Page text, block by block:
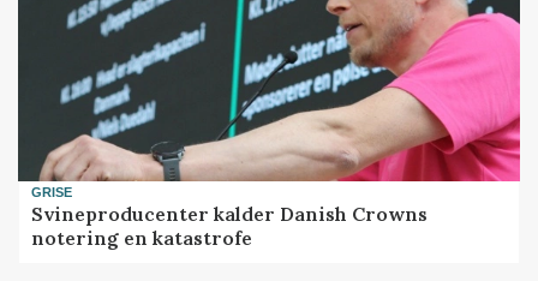
GRISE
Svineproducenter kalder Danish Crowns
notering en katastrofe